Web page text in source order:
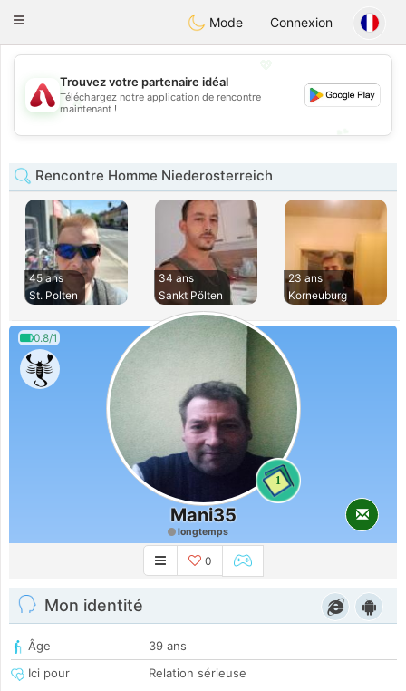
ÖsterreichChat
Toggle
Mode Connexion
💖
💕
Trouvez votre partenaire idéal
Téléchargez notre application de rencontre
maintenant !
Rencontre Homme Niederosterreich
45 ans
St. Polten
34 ans
Sankt Pölten
23 ans
Korneuburg
0.8/1
1
Mani35
longtemps
0
Mon identité
Âge
39 ans
Ici pour
Relation sérieuse